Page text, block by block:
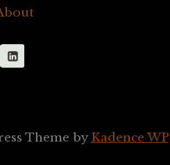
Theme byKadence WP